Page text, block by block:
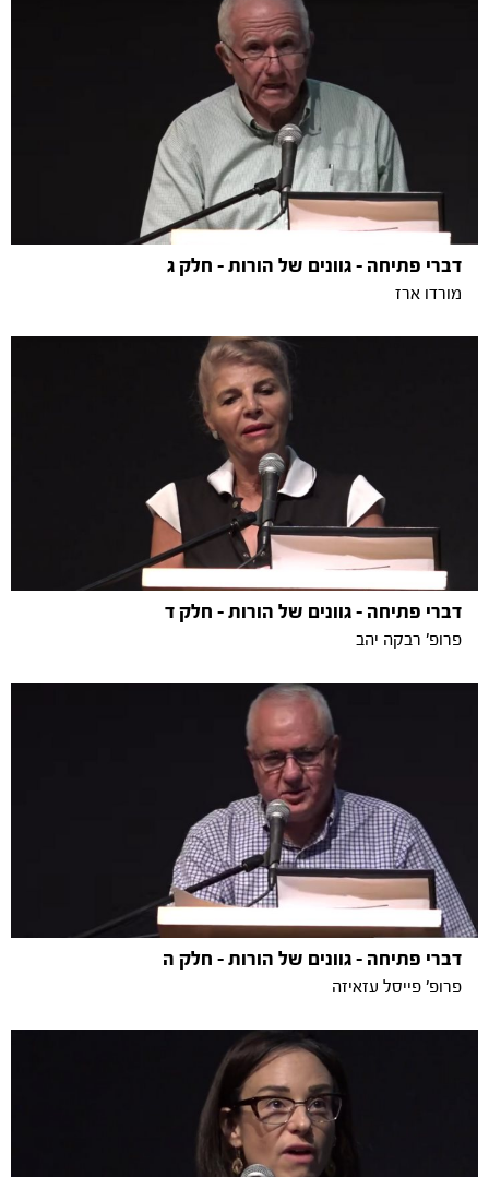
דברי פתיחה - גוונים של הורות - חלק ג
מורדו ארז
דברי פתיחה - גוונים של הורות - חלק ד
פרופ' רבקה יהב
דברי פתיחה - גוונים של הורות - חלק ה
פרופ' פייסל עזאיזה